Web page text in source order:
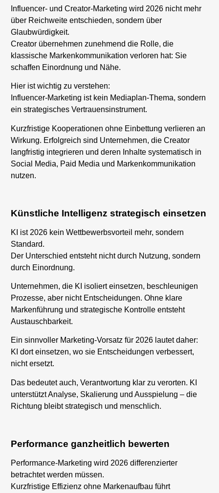
Influencer- und Creator-Marketing wird 2026 nicht mehr
über Reichweite entschieden, sondern über
Glaubwürdigkeit.
Creator übernehmen zunehmend die Rolle, die
klassische Markenkommunikation verloren hat: Sie
schaffen Einordnung und Nähe.
Hier ist wichtig zu verstehen:
Influencer-Marketing ist kein Mediaplan-Thema, sondern
ein strategisches Vertrauensinstrument.
Kurzfristige Kooperationen ohne Einbettung verlieren an
Wirkung. Erfolgreich sind Unternehmen, die Creator
langfristig integrieren und deren Inhalte systematisch in
Social Media, Paid Media und Markenkommunikation
nutzen.
Künstliche Intelligenz strategisch einsetzen
KI ist 2026 kein Wettbewerbsvorteil mehr, sondern
Standard.
Der Unterschied entsteht nicht durch Nutzung, sondern
durch Einordnung.
Unternehmen, die KI isoliert einsetzen, beschleunigen
Prozesse, aber nicht Entscheidungen. Ohne klare
Markenführung und strategische Kontrolle entsteht
Austauschbarkeit.
Ein sinnvoller Marketing-Vorsatz für 2026 lautet daher:
KI dort einsetzen, wo sie Entscheidungen verbessert,
nicht ersetzt.
Das bedeutet auch, Verantwortung klar zu verorten. KI
unterstützt Analyse, Skalierung und Ausspielung – die
Richtung bleibt strategisch und menschlich.
Performance ganzheitlich bewerten
Performance-Marketing wird 2026 differenzierter
betrachtet werden müssen.
Kurzfristige Effizienz ohne Markenaufbau führt